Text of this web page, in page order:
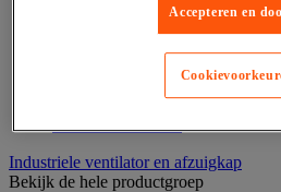
Hygiënische mat en mat voor de
Industriële
Industriele ventilator en afzuigkap
Bekijk de hele productgroep
Accepteren en